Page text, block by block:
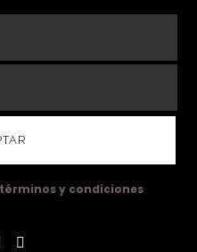
y condiciones